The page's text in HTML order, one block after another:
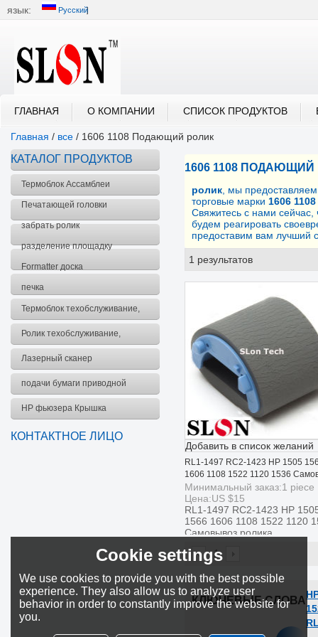
язык: Русский
ГЛАВНАЯ О КОМПАНИИ СПИСОК ПРОДУКТОВ
Главная / все / 1606 1108 Подающий ролик
КАТАЛОГ ПРОДУКТОВ
Термоблок Ассамблеи
Печатающей головки
забрать ролик
разделение площадку
Formatter доска
печка
Термоблок техобслуживание,
комплект
Ролик техобслуживание,
комплект
Лазерный сканер
подачи бумаги приводной
ремень
HP фьюзера Крышка
КОНТАКТНОЕ ЛИЦО
1606 1108 ПОДАЮЩИЙ
ролик , мы
торговые марки 1606
Свяжитесь с нами
будем реагировать
предоставим вам лучший
1 результатов
Добавить в список желаний
RL1-1497 RC2-1423 HP 1505
1606 1108 1522 1120 1536
ролика
Минимальный заказ:1 piece
Цена:US $15
RL1-1497 RC2-1423 HP
1566 1606 1108 1522 1120
Самовывоз ролика
1
КЛЮЧЕВЫЕ СЛОВА
Cookie settings
We use cookies to provide you with the best possible
experience. They also allow us to analyze user
behavior in order to constantly improve the website for
you.